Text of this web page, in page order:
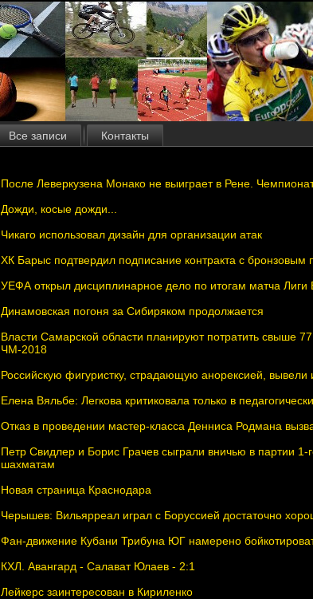
Все записи Контакты
После Леверкузена Монако не выиграет в Рене.
Дожди, косые дожди...
Чикаго использовал дизайн для организации атак
ХК Барыс подтвердил подписание контракта с
УЕФА открыл дисциплинарное дело по итогам матча Лиги
Динамовская погоня за Сибиряком продолжается
Власти Самарской области планируют потратить свыше
ЧМ-2018
Российскую фигуристку, страдающую анорексией, вывели
Елена Вяльбе: Легкова критиковала только в
Отказ в проведении мастер-класса Денниса Родмана
Петр Свидлер и Борис Грачев сыграли вничью в партии
шахматам
Новая страница Краснодара
Черышев: Вильярреал играл с Боруссией достаточно
Фан-движение Кубани Трибуна ЮГ намерено
КХЛ. Авангард - Салават Юлаев - 2:1
Лейкерс заинтересован в Кириленко